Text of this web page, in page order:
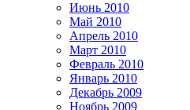
Июнь 2010
Май 2010
Апрель 2010
Март 2010
Февраль 2010
Январь 2010
Декабрь 2009
Ноябрь 2009